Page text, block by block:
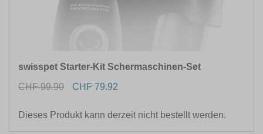
swisspet Starter-Kit Schermaschinen-Set
CHF 99.90
CHF 79.92
Dieses Produkt kann derzeit nicht bestellt werden.